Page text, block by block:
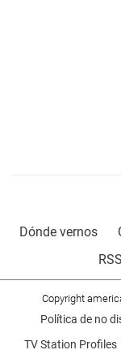
Dónde vernos
RSS
Copyright
Política de no
TV Station Profiles